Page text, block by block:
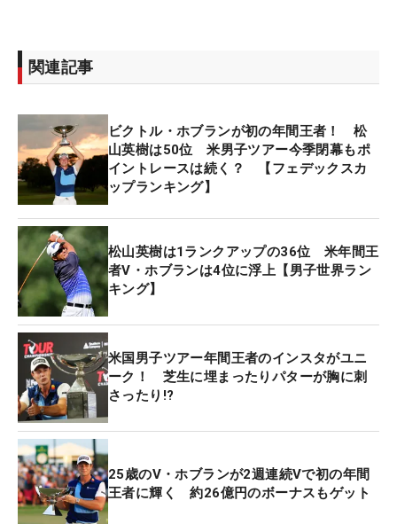
関連記事
ビクトル・ホブランが初の年間王者！ 松
山英樹は50位 米男子ツアー今季閉幕もポ
イントレースは続く？ 【フェデックスカ
ップランキング】
松山英樹は1ランクアップの36位 米年間王
者V・ホブランは4位に浮上【男子世界ラン
キング】
米国男子ツアー年間王者のインスタがユニ
ーク！ 芝生に埋まったりパターが胸に刺
さったり!?
25歳のV・ホブランが2週連続Vで初の年間
王者に輝く 約26億円のボーナスもゲット